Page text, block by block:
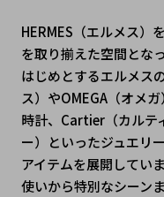
HERMES（エルメス）
を取り揃えた空間とな
はじめとするエルメス
ス）やOMEGA（オメ
時計、Cartier（カルテ
ー）といったジュエリ
アイテムを展開してい
使いから特別なシーン